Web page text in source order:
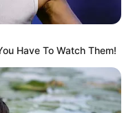
Have To Watch Them!